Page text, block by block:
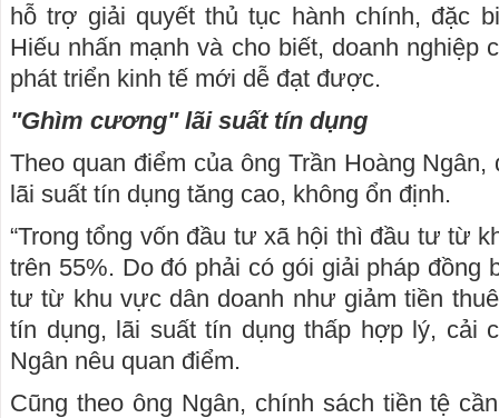
hỗ trợ giải quyết thủ tục hành chính, đặc
Hiếu nhấn mạnh và cho biết, doanh nghiệp
phát triển kinh tế mới dễ đạt được.
"Ghìm cương" lãi suất tín dụng
Theo quan điểm của ông Trần Hoàng
lãi suất tín dụng tăng cao, không ổn định.
“Trong tổng vốn đầu tư xã hội thì đầu tư từ
trên 55%. Do đó phải có gói giải pháp đồng
tư từ khu vực dân doanh như giảm tiền
tín dụng, lãi suất tín dụng thấp hợp lý, cải
Ngân nêu quan điểm.
Cũng theo ông Ngân, chính sách tiền tệ